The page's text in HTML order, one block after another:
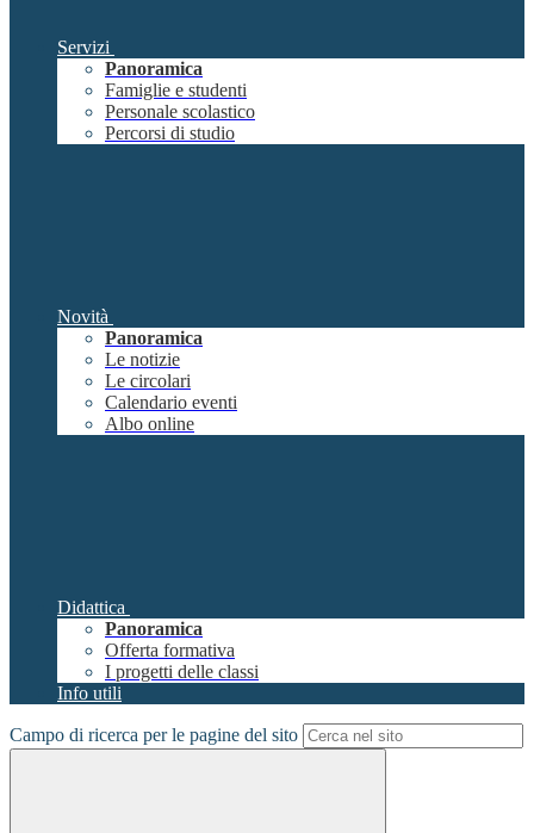
Servizi
Panoramica
Famiglie e studenti
Personale scolastico
Percorsi di studio
Novità
Panoramica
Le notizie
Le circolari
Calendario eventi
Albo online
Didattica
Panoramica
Offerta formativa
I progetti delle classi
Info utili
Campo di ricerca per le pagine del sito